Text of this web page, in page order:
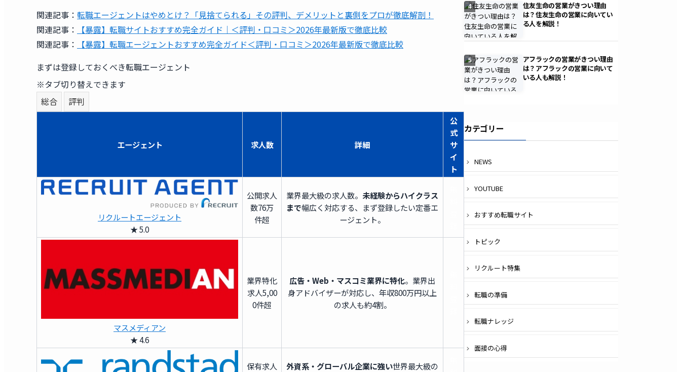
関連記事： 転職エージェントはやめとけ？「見捨てられる」その評判、デメリットと裏側をプロが徹底解剖！
関連記事：
【暴露】転職サイトおすすめ完全ガイド｜＜評判・口コミ＞2026年最新版で徹底比較
関連記事：
【暴露】転職エージェントおすすめ完全ガイド＜評判・口コミ＞2026年最新版で徹底比較
まずは登録しておくべき転職エージェント
※タブ切り替えできます
総合
評判
エージェント 求人数 詳細
公
式
サ
イ
ト
リクルートエージェント
★ 5.0
公開求人
数76万
件超
業界最大級の求人数。 未経験からハイクラス
まで幅広く対応する、まず登録したい定番エ
ージェント。
マスメディアン
★ 4.6
業界特化
求人5,00
0件超
広告・Web・マスコミ業界に特化。業界出
身アドバイザーが対応し、年収800万円以上
の求人も約4割。
保有求人
外資系・グローバル企業に強い世界最大級の
4
住友生命の営業がきつい理由
は？住友生命の営業に向いてい
る人を解説！
5
アフラックの営業がきつい理由
は？アフラックの営業に向いて
いる人も解説！
カテゴリー
NEWS
YOUTUBE
おすすめ転職サイト
トピック
リクルート特集
転職の準備
転職ナレッジ
面接の心得